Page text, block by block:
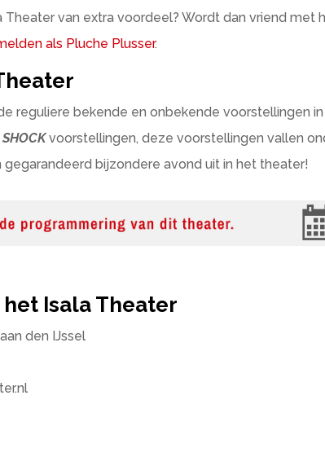
Theater van extra voordeel? Wordt dan vriend met
als Pluche Plusser.
reguliere bekende en onbekende voorstellingen
voorstellingen, deze voorstellingen vallen
gegarandeerd bijzondere avond uit in het theater!
Isala Theater
den IJssel